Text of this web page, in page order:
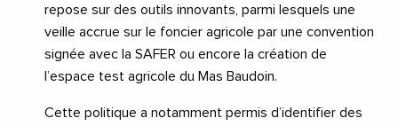
repose sur des outils innovants, parmi lesquels une
veille accrue sur le foncier agricole par une convention
signée avec la SAFER ou encore la création de
l’espace test agricole du Mas Baudoin.
Cette politique a notamment permis d’identifier des